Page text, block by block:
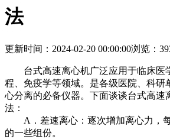
法
更新时间：2024-02-20 00:00:00浏览：
台式高速离心机广泛应用于临床医
程、免疫学等领域。是各级医院、科研
心分离的必备仪器。下面谈谈台式高速
法：
A．差速离心：逐次增加离心力，每
的一些组份。